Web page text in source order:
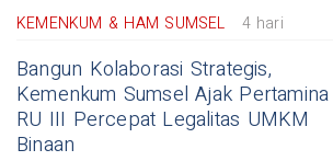
KEMENKUM & HAM SUMSEL 4 hari
Bangun Kolaborasi Strategis,
Kemenkum Sumsel Ajak Pertamina
RU III Percepat Legalitas UMKM
Binaan